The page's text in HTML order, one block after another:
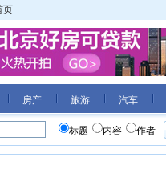
页
房产 旅游 汽车
标题 内容 作者